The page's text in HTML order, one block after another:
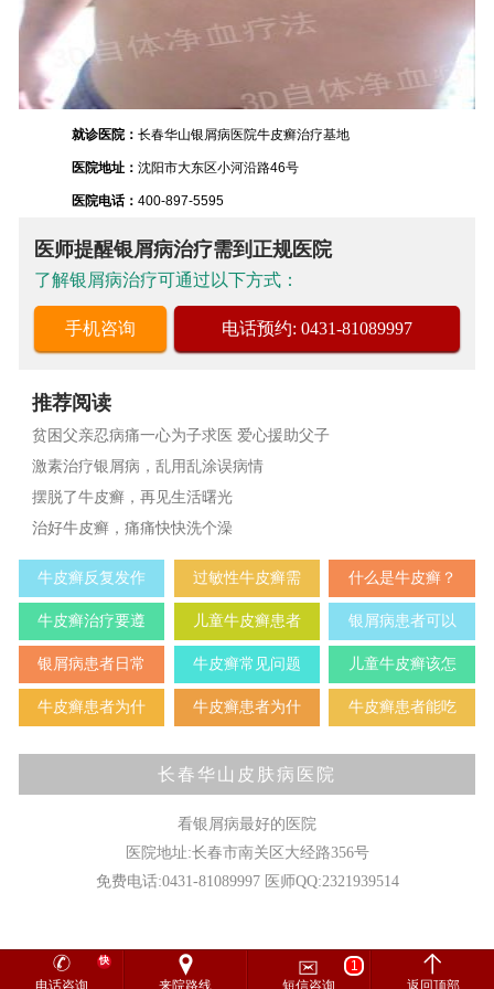
就诊医院： 长春华山银屑病医院牛皮癣治疗基地
医院地址： 沈阳市大东区小河沿路46号
医院电话： 400-897-5595
医师提醒银屑病治疗需到正规医院
了解银屑病治疗可通过以下方式：
手机咨询 电话预约: 0431-81089997
推荐阅读
贫困父亲忍病痛一心为子求医 爱心援助父子
激素治疗银屑病，乱用乱涂误病情
摆脱了牛皮癣，再见生活曙光
治好牛皮癣，痛痛快快洗个澡
牛皮癣反复发作 过敏性牛皮癣需 什么是牛皮癣？
牛皮癣治疗要遵 儿童牛皮癣患者 银屑病患者可以
银屑病患者日常 牛皮癣常见问题 儿童牛皮癣该怎
牛皮癣患者为什 牛皮癣患者为什 牛皮癣患者能吃
长春华山皮肤病医院
看银屑病最好的医院
医院地址:长春市南关区大经路356号
免费电话:0431-81089997 医师QQ:2321939514
电话咨询
快
来院路线 短信咨询
1
返回顶部